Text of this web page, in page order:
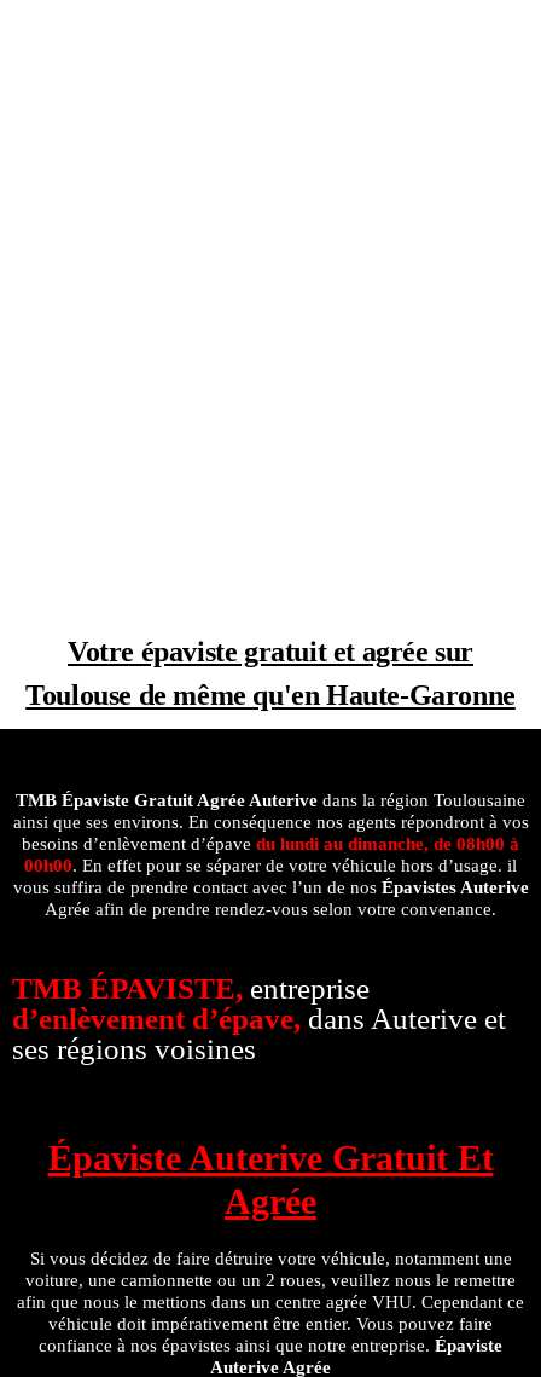
Votre épaviste gratuit et agrée sur
Toulouse de même qu'en Haute-Garonne
TMB Épaviste Gratuit Agrée Auterive dans la région Toulousaine
ainsi que ses environs. En conséquence nos agents répondront à vos
besoins d’enlèvement d’épave du lundi au dimanche, de 08h00 à
00h00. En effet pour se séparer de votre véhicule hors d’usage. il
vous suffira de prendre contact avec l’un de nos Épavistes Auterive
Agrée afin de prendre rendez-vous selon votre convenance.
TMB ÉPAVISTE, entreprise
d’enlèvement d’épave, dans Auterive et
ses régions voisines
Épaviste Auterive Gratuit Et
Agrée
Si vous décidez de faire détruire votre véhicule, notamment une
voiture, une camionnette ou un 2 roues, veuillez nous le remettre
afin que nous le mettions dans un centre agrée VHU. Cependant ce
véhicule doit impérativement être entier. Vous pouvez faire
confiance à nos épavistes ainsi que notre entreprise. Épaviste
Auterive Agrée